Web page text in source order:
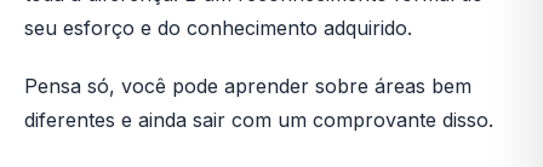
seu esforço e do conhecimento adquirido.
Pensa só, você pode aprender sobre áreas bem
diferentes e ainda sair com um comprovante disso.